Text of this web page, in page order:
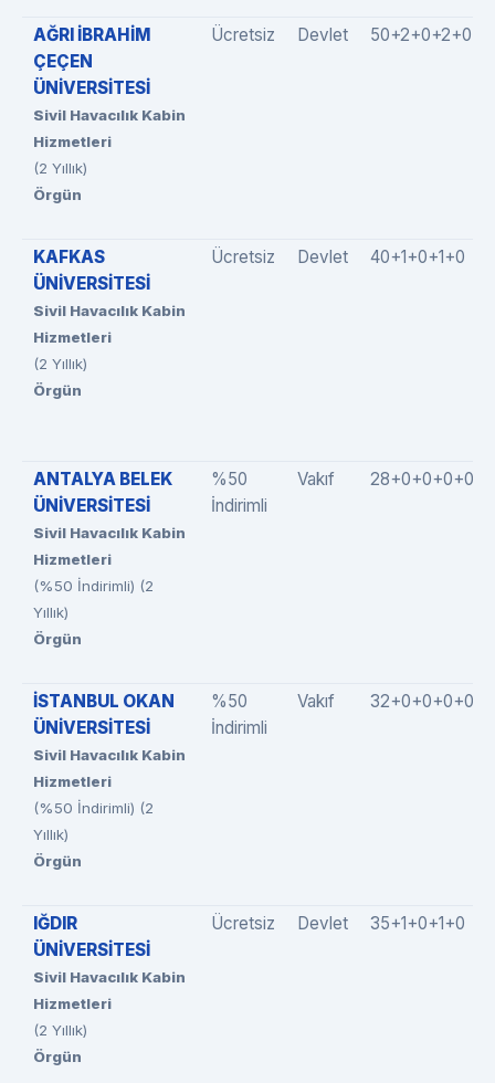
AĞRI İBRAHİM
ÇEÇEN
ÜNİVERSİTESİ
Sivil Havacılık Kabin
Hizmetleri
(2 Yıllık)
Örgün
Ücretsiz Devlet 50+2+0+2+0
KAFKAS
ÜNİVERSİTESİ
Sivil Havacılık Kabin
Hizmetleri
(2 Yıllık)
Örgün
Ücretsiz Devlet 40+1+0+1+0
ANTALYA BELEK
ÜNİVERSİTESİ
Sivil Havacılık Kabin
Hizmetleri
(%50 İndirimli) (2
Yıllık)
Örgün
%50
İndirimli
Vakıf 28+0+0+0+0
İSTANBUL OKAN
ÜNİVERSİTESİ
Sivil Havacılık Kabin
Hizmetleri
(%50 İndirimli) (2
Yıllık)
Örgün
%50
İndirimli
Vakıf 32+0+0+0+0
IĞDIR
ÜNİVERSİTESİ
Sivil Havacılık Kabin
Hizmetleri
(2 Yıllık)
Örgün
Ücretsiz Devlet 35+1+0+1+0